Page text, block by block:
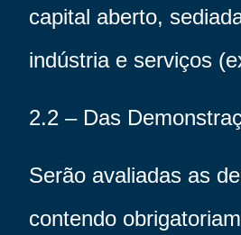
capital aberto,
indústria e serviços
2.2 – Das
Serão avaliadas as
contendo